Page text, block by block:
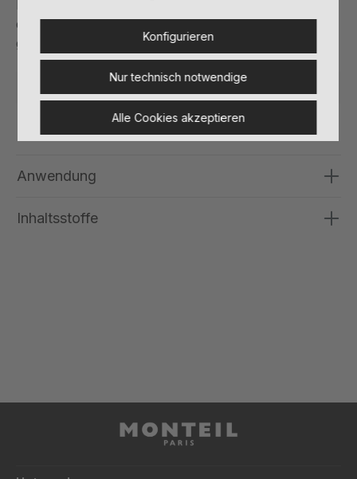
der extrazellulären Matrix. Für ein straffes und
glattes Hautbild.
Jeder Hauttyp
Spezialpflege:
Booster
Anwendung
Inhaltsstoffe
Konfigurieren
Nur technisch notwendige
Alle Cookies akzeptieren